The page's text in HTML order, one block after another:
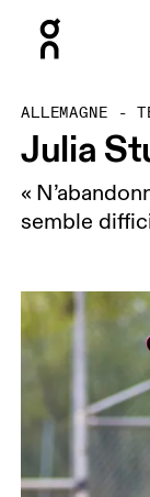
ALLEMAGNE -
Julia
«
semble